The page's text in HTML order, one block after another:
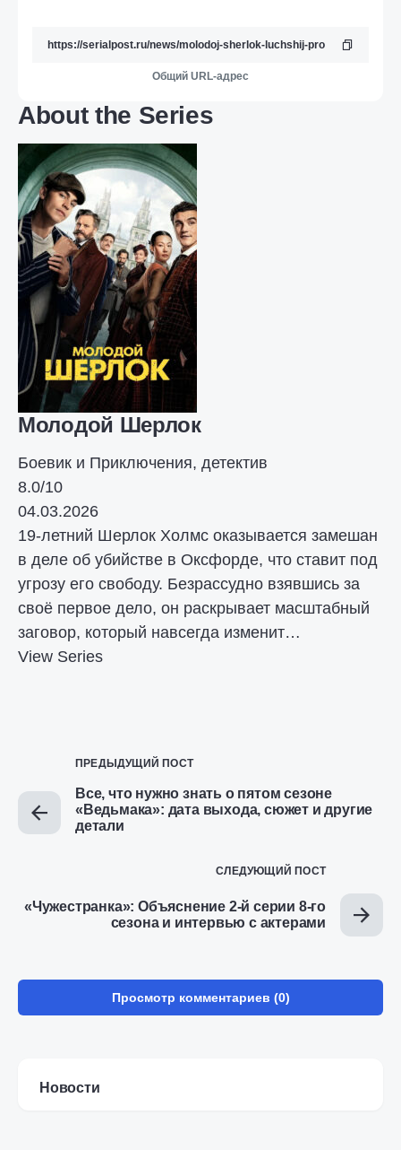
Общий URL-адрес
About the Series
Молодой Шерлок
Боевик и Приключения, детектив
8.0/10
04.03.2026
19-летний Шерлок Холмс оказывается замешан
в деле об убийстве в Оксфорде, что ставит под
угрозу его свободу. Безрассудно взявшись за
своё первое дело, он раскрывает масштабный
заговор, который навсегда изменит…
View Series
ПРЕДЫДУЩИЙ ПОСТ
Все, что нужно знать о пятом сезоне
«Ведьмака»: дата выхода, сюжет и другие
детали
СЛЕДУЮЩИЙ ПОСТ
«Чужестранка»: Объяснение 2-й серии 8-го
сезона и интервью с актерами
Просмотр комментариев (0)
Новости